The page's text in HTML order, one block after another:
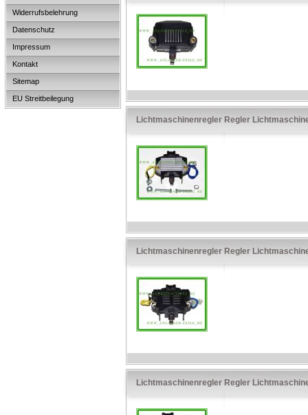
Widerrufsbelehrung
Datenschutz
Impressum
Kontakt
Sitemap
EU Streitbeilegung
Lichtmaschinenregler Regler
Lichtmaschinenregler Regler
Lichtmaschinenregler Regler